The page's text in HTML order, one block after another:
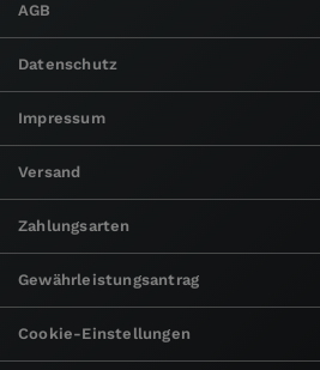
AGB
Datenschutz
Impressum
Versand
Zahlungsarten
Gewährleistungsantrag
Cookie-Einstellungen